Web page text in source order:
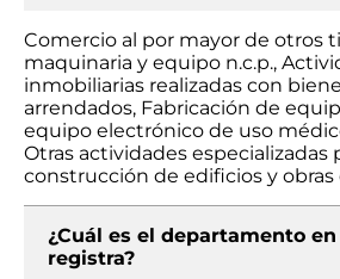
Comercio al por mayor de otros
maquinaria y equipo n.c.p.,
inmobiliarias realizadas con
arrendados, Fabricación de
equipo electrónico de uso
Otras actividades especializadas
construcción de edificios y
¿Cuál es el departamento
registra?